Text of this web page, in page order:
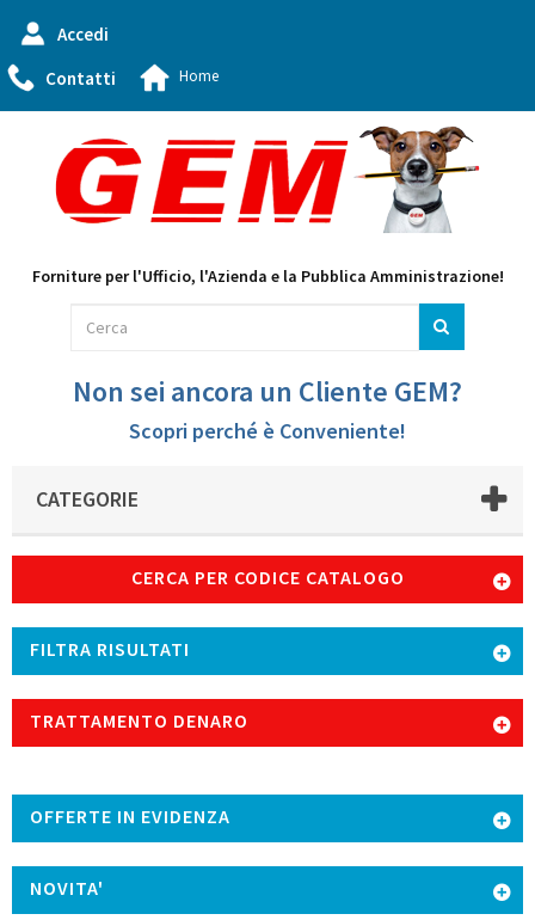
Accedi
Contatti
Home
Forniture per l'Ufficio, l'Azienda e la Pubblica Amministrazione!
Non sei ancora un Cliente GEM?
Scopri perché è Conveniente!
CATEGORIE
CERCA PER CODICE CATALOGO
FILTRA RISULTATI
TRATTAMENTO DENARO
OFFERTE IN EVIDENZA
NOVITA'